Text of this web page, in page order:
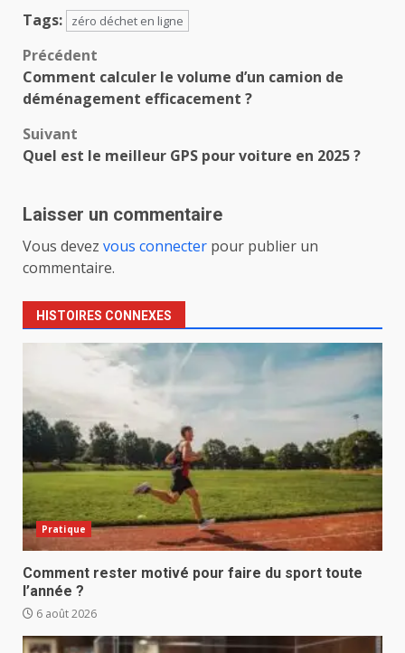
Tags:
zéro déchet en ligne
Navigation
d’article
Précédent
Comment calculer le volume d’un camion de
déménagement efficacement ?
Suivant
Quel est le meilleur GPS pour voiture en 2025 ?
Laisser un commentaire
Vous devez vous connecter pour publier un
commentaire.
HISTOIRES CONNEXES
Pratique
Comment rester motivé pour faire du sport toute
l’année ?
6 août 2026